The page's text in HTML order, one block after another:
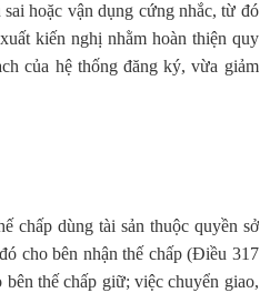
hoặc vận dụng cứng nhắc, từ đó
kiến nghị nhằm hoàn thiện quy
của hệ thống đăng ký, vừa giảm
chấp dùng tài sản thuộc quyền sở
cho bên nhận thế chấp (Điều 317
thế chấp giữ; việc chuyển giao,